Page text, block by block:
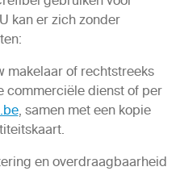
kan er zich zonder
makelaar of rechtstreeks
dienst of per
, samen met een kopie
en overdraagbaarheid